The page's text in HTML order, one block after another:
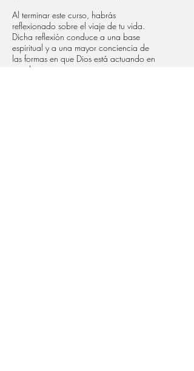
Al terminar este curso, habrás
reflexionado sobre el viaje de tu vida.
Dicha reflexión conduce a una base
espiritual y a una mayor conciencia de
las formas en que Dios está actuando en
tu vida.